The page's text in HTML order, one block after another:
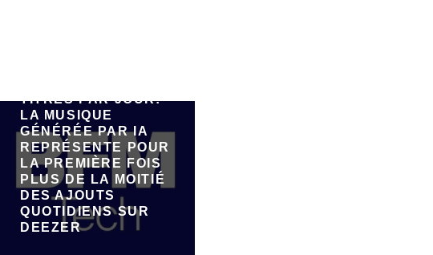
TITRES PAR JOUR:
LA MUSIQUE
GÉNÉRÉE PAR IA
REPRÉSENTE POUR
LA PREMIÈRE FOIS
PLUS DE LA MOITIÉ
DES AJOUTS
QUOTIDIENS SUR
DEEZER